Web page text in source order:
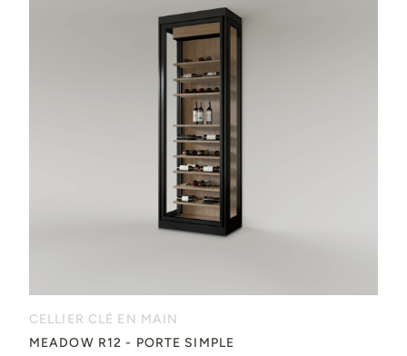
CELLIER CLÉ EN MAIN
MEADOW R12 - PORTE SIMPLE